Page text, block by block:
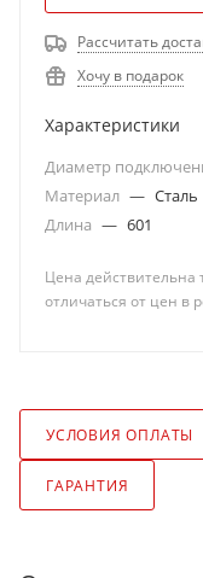
Рассчитать
Хочу в подарок
Характеристики
Диаметр
Материал — Сталь
Длина — 601
Цена действительна
отличаться от цен в
УСЛОВИЯ ОПЛАТЫ
ГАРАНТИЯ